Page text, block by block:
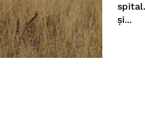
și...